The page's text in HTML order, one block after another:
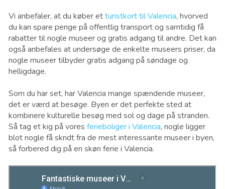
Vi anbefaler, at du køber etturistkort til Valencia, hvorved
du kan spare penge på offentlig transport og samtidig få
rabatter til nogle museer og gratis adgang til andre. Det kan
også anbefales at undersøge de enkelte museers priser, da
nogle museer tilbyder gratis adgang på søndage og
helligdage.
Som du har set, har Valencia mange spændende museer,
det er værd at besøge. Byen er det perfekte sted at
kombinere kulturelle besøg med sol og dage på stranden.
Så tag et kig på vores ferieboliger i Valencia, nogle ligger
blot nogle få skridt fra de mest interessante museer i byen,
så forbered dig på en skøn ferie i Valencia.